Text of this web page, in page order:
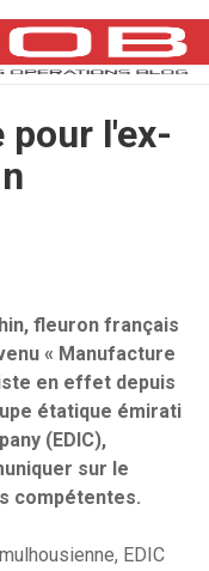
l'ex-
fleuron français
« Manufacture
en effet depuis
étatique émirati
(EDIC),
sur le
compétentes.
EDIC